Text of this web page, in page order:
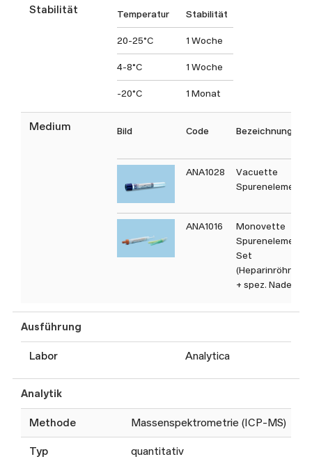
Stabilität Temperatur Stabilität
20-25°C 1 Woche
4-8°C 1 Woche
-20°C 1 Monat
Medium Bild Code Bezeichnung
ANA1028
Vacuette
Spurenelement
ANA1016
Monovette
Spurenelement
Set
+ spez. Nadel)
Ausführung
Labor Analytica
Analytik
Methode Massenspektrometrie (ICP-MS)
Typ quantitativ